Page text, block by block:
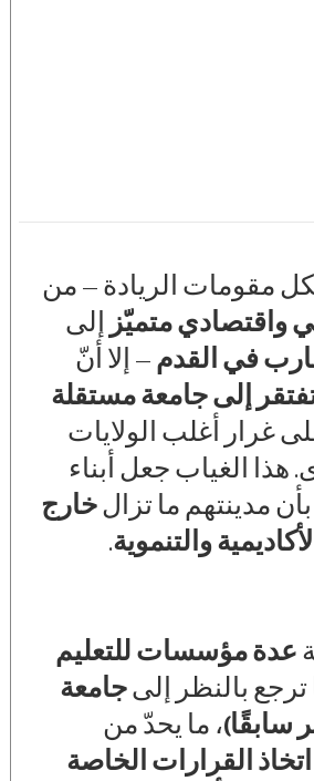
مقومات الريادة — من
واقتصادي متميّزإلى
في القدم — إلا أنّ
إلى جامعة مستقلة
غرار أغلب الولايات
هذا الغياب جعل أبناء
مدينتهم ما تزالخارج
والتنموية.
عدة مؤسسات للتعليم
ترجع بالنظر إلىجامعة
، ما يحدّ من
القرارات الخاصة